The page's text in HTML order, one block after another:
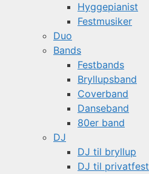
Hyggepianist
Festmusiker
Duo
Bands
Festbands
Bryllupsband
Coverband
Danseband
80er band
DJ
DJ til bryllup
DJ til privatfest